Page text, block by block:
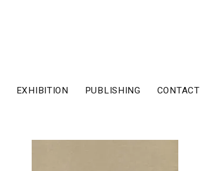
EXHIBITION PUBLISHING CONTACT